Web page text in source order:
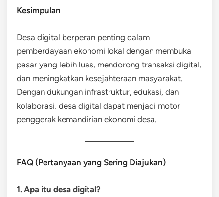
Kesimpulan
Desa digital berperan penting dalam
pemberdayaan ekonomi lokal dengan membuka
pasar yang lebih luas, mendorong transaksi digital,
dan meningkatkan kesejahteraan masyarakat.
Dengan dukungan infrastruktur, edukasi, dan
kolaborasi, desa digital dapat menjadi motor
penggerak kemandirian ekonomi desa.
FAQ (Pertanyaan yang Sering Diajukan)
1. Apa itu desa digital?